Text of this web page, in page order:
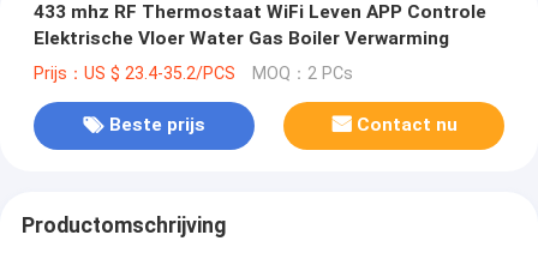
433 mhz RF Thermostaat WiFi Leven APP Controle
Elektrische Vloer Water Gas Boiler Verwarming
Prijs：US $ 23.4-35.2/PCS MOQ：2 PCs
Beste prijs Contact nu
Productomschrijving